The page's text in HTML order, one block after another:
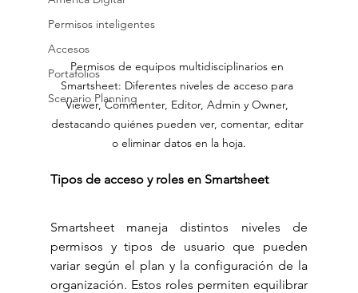
Permisos inteligentes
Accesos
Portafolios
Scenario Planning
Permisos de equipos multidisciplinarios en
Smartsheet: Diferentes niveles de acceso para
Viewer, Commenter, Editor, Admin y Owner,
destacando quiénes pueden ver, comentar, editar
o eliminar datos en la hoja.
Tipos de acceso y roles en Smartsheet
Smartsheet maneja distintos niveles de
permisos y tipos de usuario que pueden
variar según el plan y la configuración de la
organización. Estos roles permiten equilibrar